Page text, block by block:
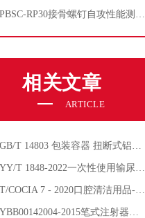
PBSC-RP30接骨螺钉自攻性能测试‌仪
相关文章
ARTICLE
GB/T 14803 包装容器 扭断式铝防盗瓶盖
YY/T 1848-2022一次性使用输尿管封堵导管摩擦力性能试验方法
T/COCIA 7 - 2020口腔清洁用品-牙膏去除外源性色斑效果能力测试
YBB00142004-2015笔式注射器用铝盖垫片附着力测试方法